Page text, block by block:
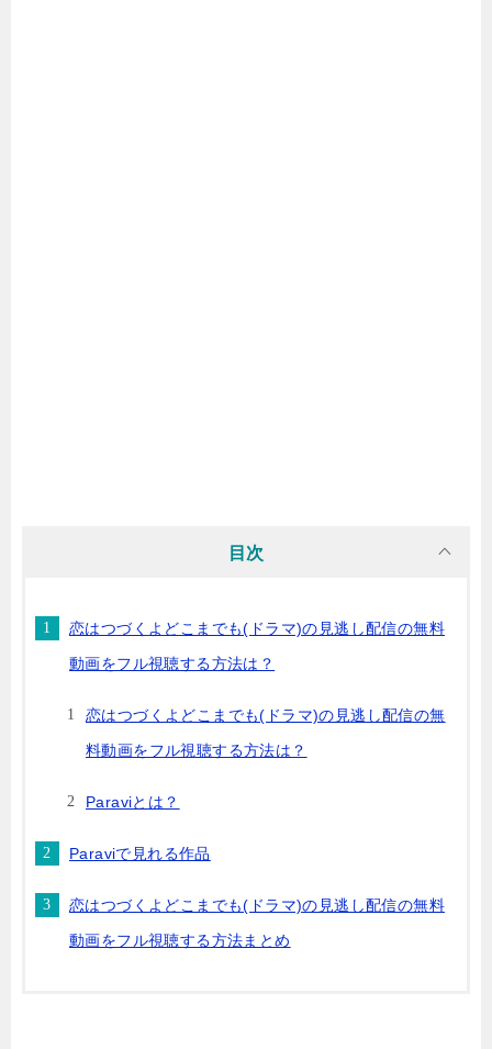
目次
恋はつづくよどこまでも(ドラマ)の見逃し配信の無料
動画をフル視聴する方法は？
恋はつづくよどこまでも(ドラマ)の見逃し配信の無
料動画をフル視聴する方法は？
Paraviとは？
Paraviで見れる作品
恋はつづくよどこまでも(ドラマ)の見逃し配信の無料
動画をフル視聴する方法まとめ